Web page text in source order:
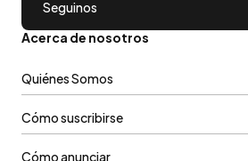
Seguinos
Acerca de nosotros
Quiénes Somos
Cómo suscribirse
Cómo anunciar